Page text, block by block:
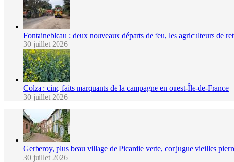
Fontainebleau : deux nouveaux départs de feu, les agriculteurs de
30 juillet 2026
Colza : cinq faits marquants de la campagne en ouest-Île-de-France
30 juillet 2026
Gerberoy, plus beau village de Picardie verte, conjugue vieilles
30 juillet 2026